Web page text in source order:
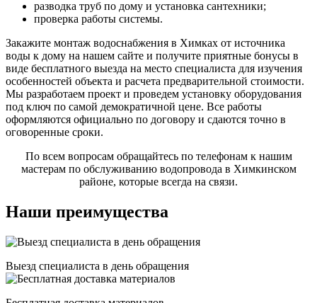
разводка труб по дому и установка сантехники;
проверка работы системы.
Закажите монтаж водоснабжения в Химках от источника
воды к дому на нашем сайте и получите приятные бонусы в
виде бесплатного выезда на место специалиста для изучения
особенностей объекта и расчета предварительной стоимости.
Мы разработаем проект и проведем установку оборудования
под ключ по самой демократичной цене. Все работы
оформляются официально по договору и сдаются точно в
оговоренные сроки.
По всем вопросам обращайтесь по телефонам к нашим
мастерам по обслуживанию водопровода в Химкинском
районе, которые всегда на связи.
Наши преимущества
Выезд специалиста в день обращения